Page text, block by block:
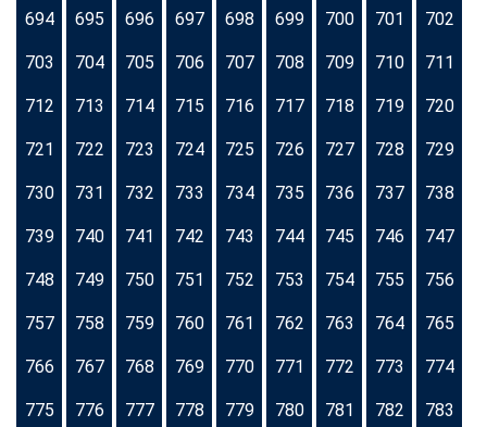
694 695 696 697 698 699 700 701 702
703 704 705 706 707 708 709 710 711
712 713 714 715 716 717 718 719 720
721 722 723 724 725 726 727 728 729
730 731 732 733 734 735 736 737 738
739 740 741 742 743 744 745 746 747
748 749 750 751 752 753 754 755 756
757 758 759 760 761 762 763 764 765
766 767 768 769 770 771 772 773 774
775 776 777 778 779 780 781 782 783